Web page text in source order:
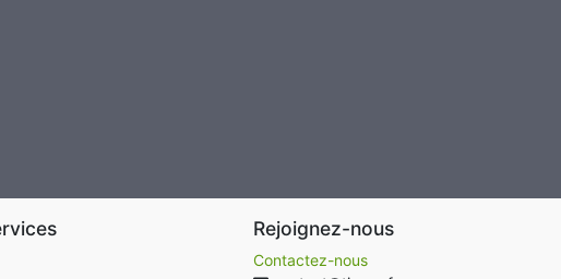
Rejoignez-nous
Contactez-nous